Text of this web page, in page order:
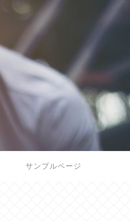
サンプルページ